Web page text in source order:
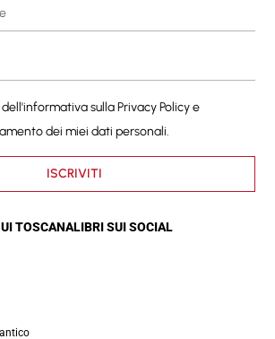
sullaPrivacy Policye
dei miei dati personali.
ISCRIVITI
TOSCANALIBRI SUI SOCIAL